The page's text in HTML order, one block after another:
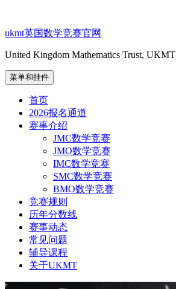
ukmt英国数学竞赛官网
United Kingdom Mathematics Trust, UKMT
菜单和挂件
首页
2026报名通道
赛事介绍
JMC数学竞赛
JMO数学竞赛
IMC数学竞赛
SMC数学竞赛
BMO数学竞赛
竞赛规则
历年分数线
赛事动态
常见问题
辅导课程
关于UKMT